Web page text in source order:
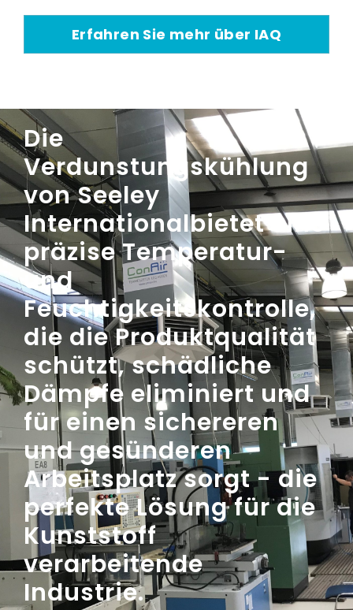
Erfahren Sie mehr über IAQ
Die
Verdunstungskühlung
von Seeley
Internationalbietet eine
präzise Temperatur-
und
Feuchtigkeitskontrolle,
die die Produktqualität
schützt, schädliche
Dämpfe eliminiert und
für einen sichereren
und gesünderen
Arbeitsplatz sorgt - die
perfekte Lösung für die
Kunststoff
verarbeitende
Industrie.